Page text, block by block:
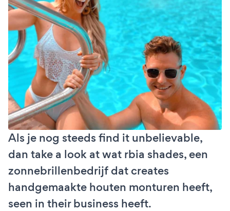
Als je nog steeds find it unbelievable,
dan take a look at wat rbia shades, een
zonnebrillenbedrijf dat creates
handgemaakte houten monturen heeft,
seen in their business heeft.